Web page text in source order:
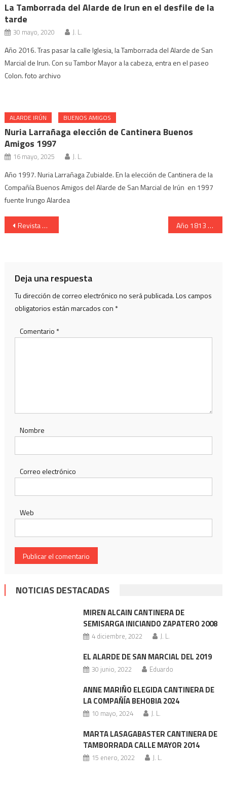
La Tamborrada del Alarde de Irun en el desfile de la
tarde
30 mayo, 2020 J. L.
Año 2016. Tras pasar la calle Iglesia, la Tamborrada del Alarde de San
Marcial de Irun. Con su Tambor Mayor a la cabeza, entra en el paseo
Colon. foto archivo
ALARDE IRÚN BUENOS AMIGOS
Nuria Larrañaga elección de Cantinera Buenos
Amigos 1997
16 mayo, 2025 J. L.
Año 1997. Nuria Larrañaga Zubialde. En la elección de Cantinera de la
Compañía Buenos Amigos del Alarde de San Marcial de Irún en 1997
fuente Irungo Alardea
Navegación
Revista de San Pedro hacia Anaka Año 1813 las tropas de Wellintong cruzan el Bidasoa
Deja una respuesta
Tu dirección de correo electrónico no será publicada.Los campos
obligatorios están marcados con *
Comentario *
Nombre
Correo electrónico
Web
NOTICIAS DESTACADAS
MIREN ALCAIN CANTINERA DE
SEMISARGA INICIANDO ZAPATERO 2008
4 diciembre, 2022 J. L.
EL ALARDE DE SAN MARCIAL DEL 2019
30 junio, 2022 Eduardo
ANNE MARIÑO ELEGIDA CANTINERA DE
LA COMPAÑÍA BEHOBIA 2024
10 mayo, 2024 J. L.
MARTA LASAGABASTER CANTINERA DE
TAMBORRADA CALLE MAYOR 2014
15 enero, 2022 J. L.